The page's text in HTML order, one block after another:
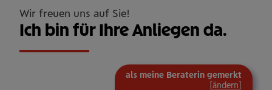
Wir freuen uns auf Sie!
Ich bin für Ihre Anliegen da.
als meine Beraterin gemerkt
ändern